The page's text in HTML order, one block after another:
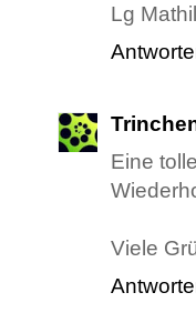
Lg
Eine
Viele